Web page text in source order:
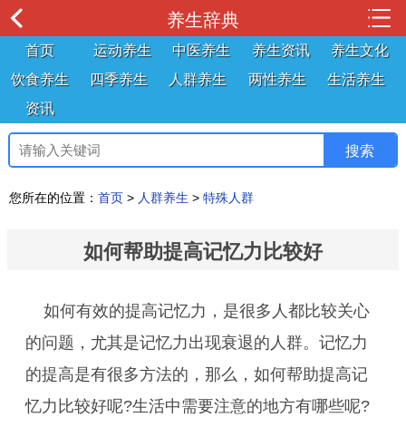
养生辞典
首页 运动养生 中医养生 养生资讯
养生文化
饮食养生
四季养生 人群养生 两性养生
生活养生
资讯
您所在的位置： 首页 > 人群养生 > 特殊人群
如何帮助提高记忆力比较好
如何有效的提高记忆力，是很多人都比较关心
的问题，尤其是记忆力出现衰退的人群。记忆力
的提高是有很多方法的，那么，如何帮助提高记
忆力比较好呢?生活中需要注意的地方有哪些呢?